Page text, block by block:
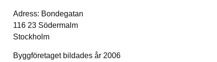
Adress: Bondegatan
116 23 Södermalm
Stockholm
Byggföretaget bildades år 2006